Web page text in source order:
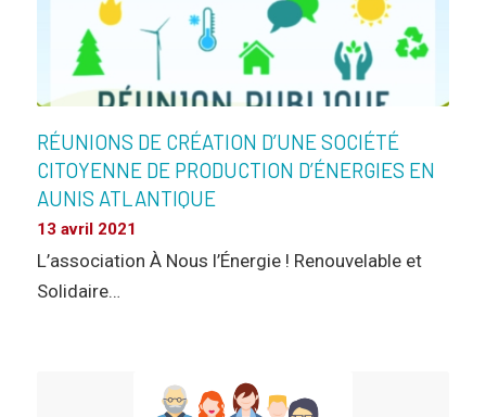
RÉUNIONS DE CRÉATION D’UNE SOCIÉTÉ
CITOYENNE DE PRODUCTION D’ÉNERGIES EN
AUNIS ATLANTIQUE
13 avril 2021
L’association À Nous l’Énergie ! Renouvelable et
Solidaire…